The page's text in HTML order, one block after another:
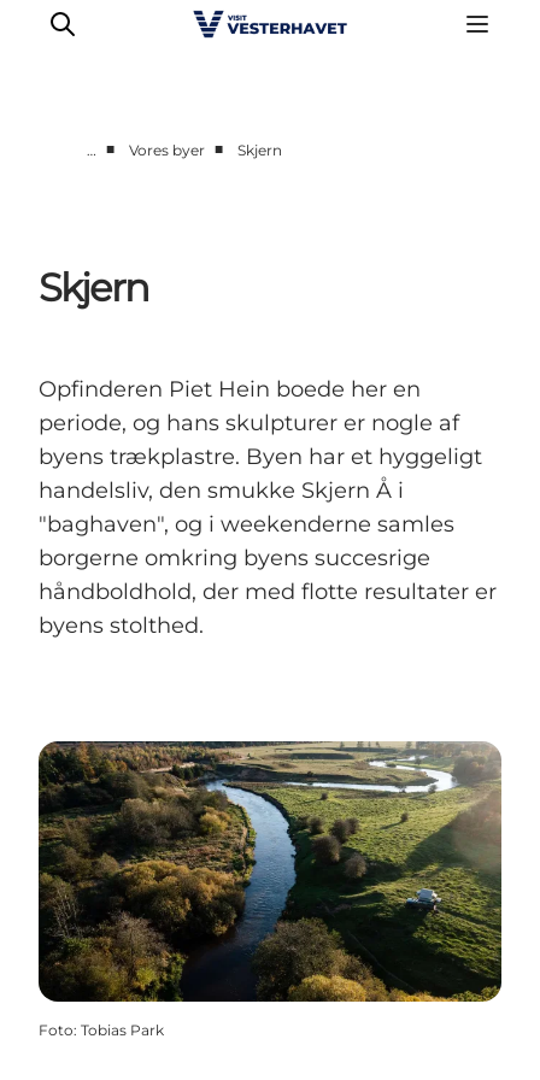
Vores Byer
Mad & Overnatning
Planlæg din ferie
… ■ Vores byer ■ Skjern
Skjern
Opfinderen Piet Hein boede her en
periode, og hans skulpturer er nogle af
byens trækplastre. Byen har et hyggeligt
handelsliv, den smukke Skjern Å i
"baghaven", og i weekenderne samles
borgerne omkring byens succesrige
håndboldhold, der med flotte resultater er
byens stolthed.
Foto: Tobias Park